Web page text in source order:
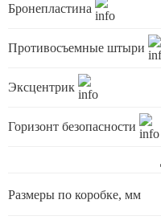
Бронепластина
Противосъемные штыри
Эксцентрик
Горизонт безопасности
Размеры по коробке, мм